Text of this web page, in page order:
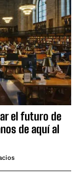
el futuro de
de aquí al